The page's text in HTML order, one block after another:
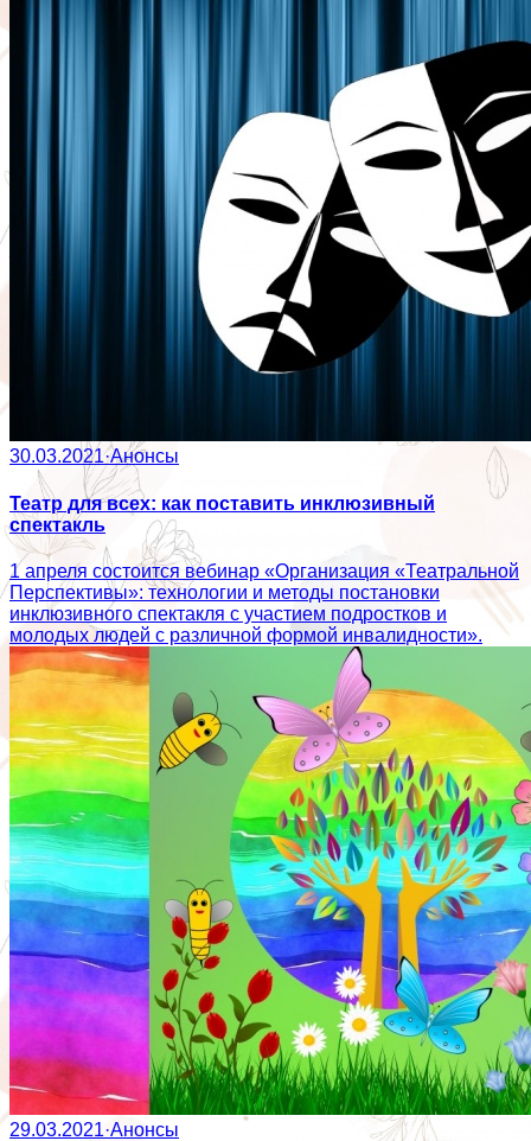
30.03.2021·Анонсы
Театр для всех: как поставить инклюзивный
спектакль
1 апреля состоится вебинар «Организация «Театральной
Перспективы»: технологии и методы постановки
инклюзивного спектакля с участием подростков и
молодых людей с различной формой инвалидности».
29.03.2021·Анонсы